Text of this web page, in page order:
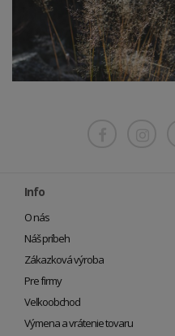
Info
O nás
Náš príbeh
Zákazková výroba
Pre firmy
Veľkoobchod
Výmena a vrátenie tovaru